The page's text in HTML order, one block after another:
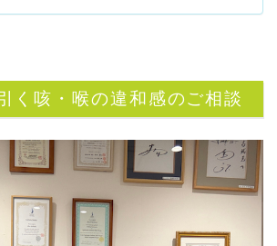
く咳・喉の違和感のご相談